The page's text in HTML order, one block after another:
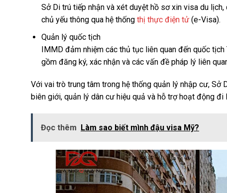
Sở Di trú tiếp nhận và xét duyệt hồ sơ xin visa du
chủ yếu thông qua hệ thống thị thực điện tử(e-Visa).
Quản lý quốc tịch
IMMD đảm nhiệm các thủ tục liên quan đến quốc
gồm đăng ký, xác nhận và các vấn đề pháp lý liên
Với vai trò trung tâm trong hệ thống quản lý nhập cư,
biên giới, quản lý dân cư hiệu quả và hỗ trợ hoạt động
Đọc thêm Làm sao biết mình đậu visa Mỹ?